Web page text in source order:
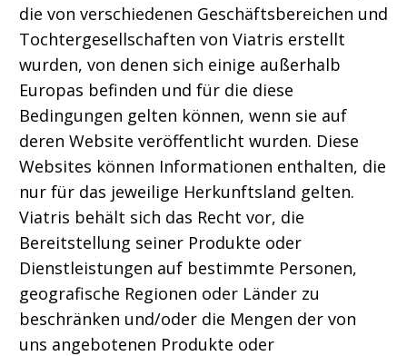
die von verschiedenen Geschäftsbereichen und
Tochtergesellschaften von Viatris erstellt
wurden, von denen sich einige außerhalb
Europas befinden und für die diese
Bedingungen gelten können, wenn sie auf
deren Website veröffentlicht wurden. Diese
Websites können Informationen enthalten, die
nur für das jeweilige Herkunftsland gelten.
Viatris behält sich das Recht vor, die
Bereitstellung seiner Produkte oder
Dienstleistungen auf bestimmte Personen,
geografische Regionen oder Länder zu
beschränken und/oder die Mengen der von
uns angebotenen Produkte oder